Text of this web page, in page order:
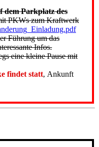
dem Parkplatz des
PKWs zum Kraftwerk
Führung um das
Infos.
eine kleine Pause mit
findet statt, Ankunft